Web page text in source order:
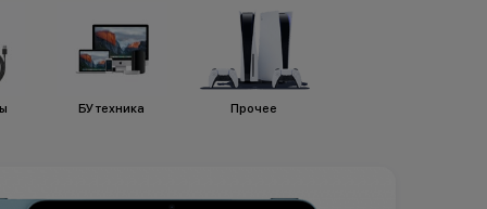
БУ техника Прочее